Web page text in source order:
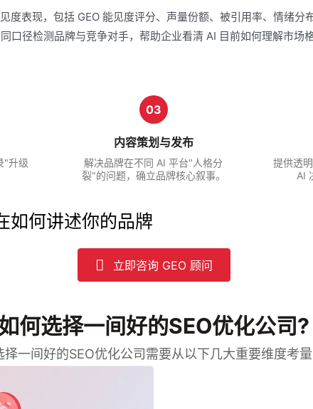
度表现，包括 GEO 能见度评分、声量份额、被引用率、情绪分
口径检测品牌与竞争对手，帮助企业看清 AI 目前如何理解市场
"升级
03
内容策划与发布
解决品牌在不同 AI 平台"人格分
裂"的问题，确立品牌核心叙事。
提供透
AI
如何讲述你的品牌
立即咨询 GEO 顾问
何选择一间好的SEO优化公司?
择一间好的SEO优化公司需要从以下几大重要维度考